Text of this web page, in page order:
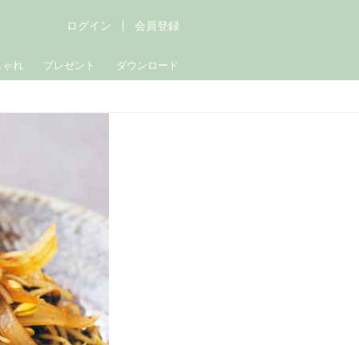
ゃれ プレゼント ダウンロード
ログイン 会員登録